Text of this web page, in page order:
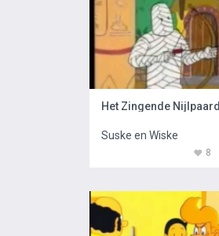
Het Zingende Nijlpaard
Suske en Wiske
8